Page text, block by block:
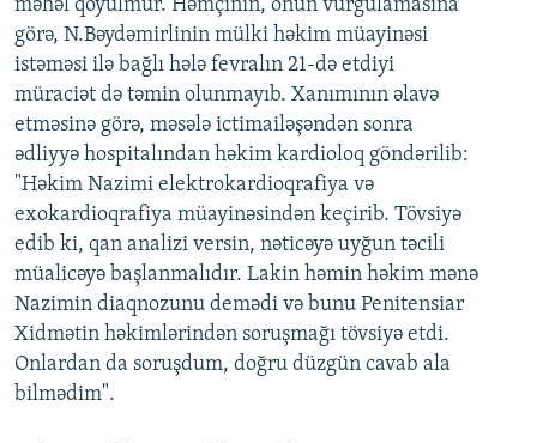
məhəl qoyulmur. Həmçinin, onun vurğulamasına
görə, N.Bəydəmirlinin mülki həkim müayinəsi
istəməsi ilə bağlı hələ fevralın 21-də etdiyi
müraciət də təmin olunmayıb. Xanımının əlavə
etməsinə görə, məsələ ictimailəşəndən sonra
ədliyyə hospitalından həkim kardioloq göndərilib:
"Həkim Nazimi elektrokardioqrafiya və
exokardioqrafiya müayinəsindən keçirib. Tövsiyə
edib ki, qan analizi versin, nəticəyə uyğun təcili
müalicəyə başlanmalıdır. Lakin həmin həkim mənə
Nazimin diaqnozunu demədi və bunu Penitensiar
Xidmətin həkimlərindən soruşmağı tövsiyə etdi.
Onlardan da soruşdum, doğru düzgün cavab ala
bilmədim".